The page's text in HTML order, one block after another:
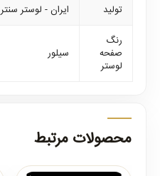
تولید
ایران - لوستر سنتر
رنگ
صفحه
لوستر
سیلور
محصولات مرتبط